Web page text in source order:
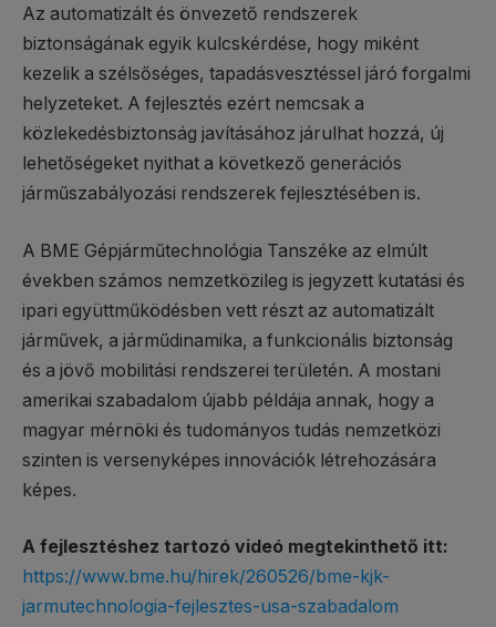
Az automatizált és önvezető rendszerek
biztonságának egyik kulcskérdése, hogy miként
kezelik a szélsőséges, tapadásvesztéssel járó forgalmi
helyzeteket. A fejlesztés ezért nemcsak a
közlekedésbiztonság javításához járulhat hozzá, új
lehetőségeket nyithat a következő generációs
járműszabályozási rendszerek fejlesztésében is.
A BME Gépjárműtechnológia Tanszéke az elmúlt
években számos nemzetközileg is jegyzett kutatási és
ipari együttműködésben vett részt az automatizált
járművek, a járműdinamika, a funkcionális biztonság
és a jövő mobilitási rendszerei területén. A mostani
amerikai szabadalom újabb példája annak, hogy a
magyar mérnöki és tudományos tudás nemzetközi
szinten is versenyképes innovációk létrehozására
képes.
A fejlesztéshez tartozó videó megtekinthető itt:
https://www.bme.hu/hirek/260526/bme-kjk-
jarmutechnologia-fejlesztes-usa-szabadalom